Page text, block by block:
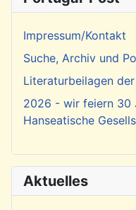
Impressum/Kontakt
Suche, Archiv und
Literaturbeilagen
2026 - wir feiern 30
Hanseatische
Aktuelles